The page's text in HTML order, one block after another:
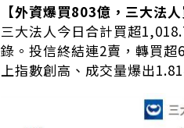
【外資爆買803億，三大法人
三大法人今日合計買超
錄。投信終結連2賣，轉買
上指數創高、成交量爆出